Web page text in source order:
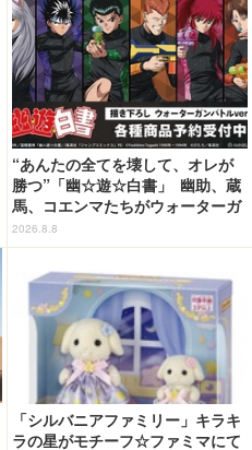
タも
“あんたの全てを壊して、オレが
勝つ”「幽☆遊☆白書」 幽助、蔵
馬、コエンマたちがウォーターガ
ンバトル!? 新作グッズが登場☆
2026.8.8
「シルバニアファミリー」キラキ
ラの星がモチーフ☆ファミマにて